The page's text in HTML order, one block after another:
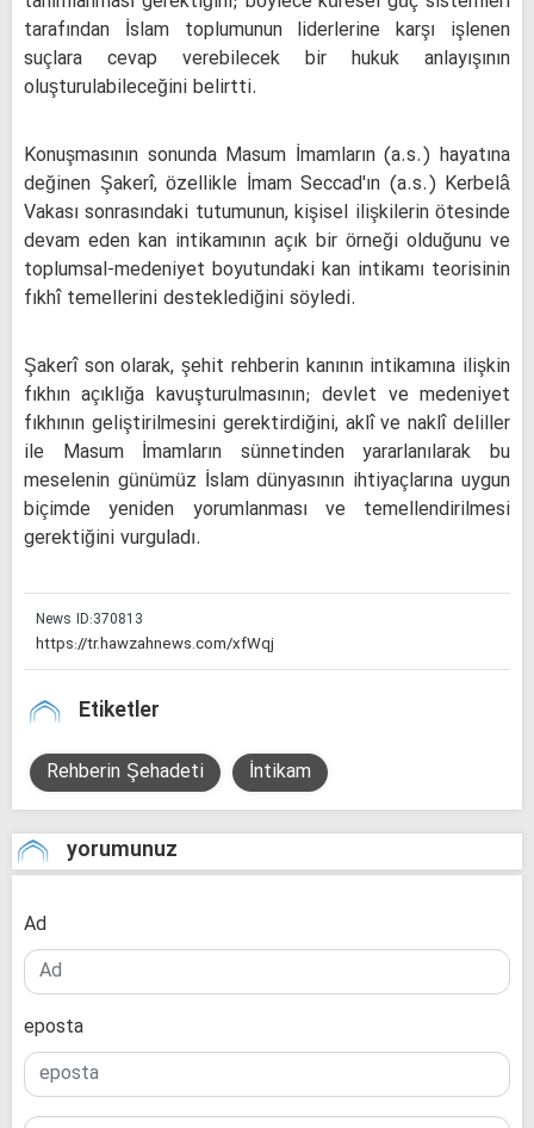
tarafından İslam toplumunun liderlerine karşı işlenen
suçlara cevap verebilecek bir hukuk anlayışının
oluşturulabileceğini belirtti.
Konuşmasının sonunda Masum İmamların (a.s.) hayatına
değinen Şakerî, özellikle İmam Seccad'ın (a.s.) Kerbelâ
Vakası sonrasındaki tutumunun, kişisel ilişkilerin ötesinde
devam eden kan intikamının açık bir örneği olduğunu ve
toplumsal-medeniyet boyutundaki kan intikamı teorisinin
fıkhî temellerini desteklediğini söyledi.
Şakerî son olarak, şehit rehberin kanının intikamına ilişkin
fıkhın açıklığa kavuşturulmasının; devlet ve medeniyet
fıkhının geliştirilmesini gerektirdiğini, aklî ve naklî deliller
ile Masum İmamların sünnetinden yararlanılarak bu
meselenin günümüz İslam dünyasının ihtiyaçlarına uygun
biçimde yeniden yorumlanması ve temellendirilmesi
gerektiğini vurguladı.
News ID:370813
Etiketler
Rehberin Şehadeti İntikam
yorumunuz
Ad
eposta